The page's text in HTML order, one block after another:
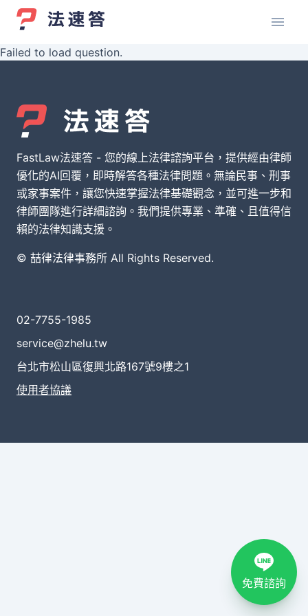
Failed to load question.
FastLaw法速答 - 您的線上法律諮詢平台，提供經由律師
優化的AI回覆，即時解答各種法律問題。無論民事、刑事
或家事案件，讓您快速掌握法律基礎觀念，並可進一步和
律師團隊進行詳細諮詢。我們提供專業、準確、且值得信
賴的法律知識支援。
© 喆律法律事務所 All Rights Reserved.
02-7755-1985
service@zhelu.tw
台北市松山區復興北路167號9樓之1
使用者協議
免費諮詢